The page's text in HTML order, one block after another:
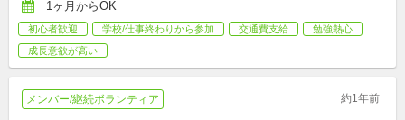
1ヶ月からOK
初心者歓迎 学校/仕事終わりから参加 交通費支給
勉強熱心
成長意欲が高い
メンバー/継続ボランティア 約1年前